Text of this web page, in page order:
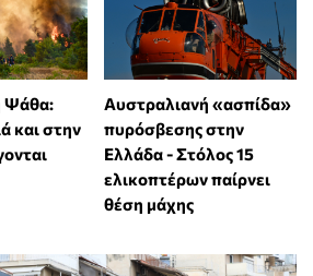
Ψάθα:
και στην
Αυστραλιανή «ασπίδα»
πυρόσβεσης στην
Ελλάδα - Στόλος 15
ελικοπτέρων παίρνει
θέση μάχης